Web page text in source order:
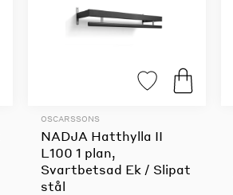
OSCARSSONS
NADJA Hatthylla II
L100 1 plan,
Svartbetsad Ek / Slipat
stål